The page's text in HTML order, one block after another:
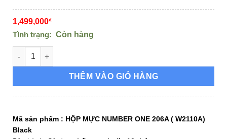
1,499,000₫
Tình trạng: Còn hàng
Hộp mực hp 206A màu Đen ( W2110A ) – Hộp mực máy in
THÊM VÀO GIỎ HÀNG
Mã sản phẩm : HỘP MỰC NUMBER ONE 206A ( W2110A)
Black